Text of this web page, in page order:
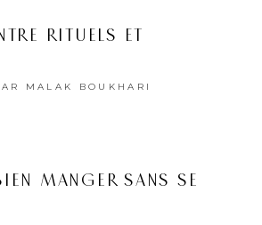
RITUELS ET
MALAK BOUKHARI
MANGER SANS SE